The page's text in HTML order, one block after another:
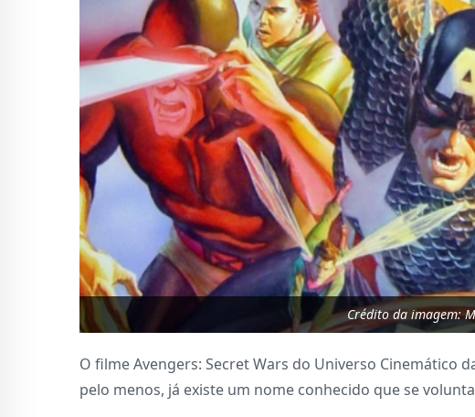
Crédito da imagem:
O filme Avengers: Secret Wars do Universo Cinemático
pelo menos, já existe um nome conhecido que se